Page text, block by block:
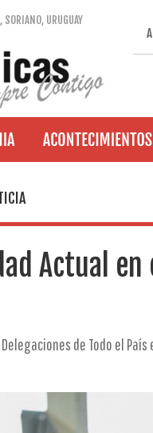
URUGUAY
Actual
de Todo el